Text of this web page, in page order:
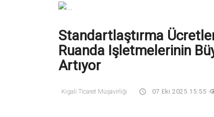
Standartlaştırma
Ruanda Işletmelerinin
Artıyor
Kigali Ticaret Müşavirliği 07 Eki 2025 15:55